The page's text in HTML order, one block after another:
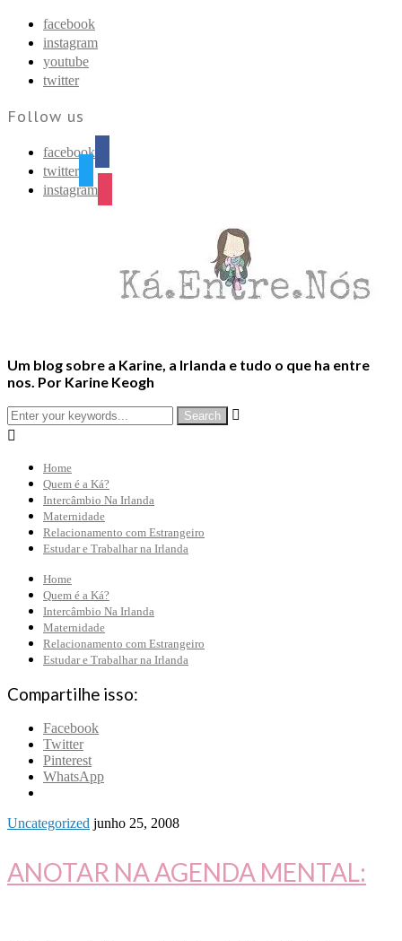
facebook
instagram
youtube
twitter
Follow us
facebook
twitter
instagram
Um blog sobre a Karine, a Irlanda e tudo o que ha entre
nos. Por Karine Keogh


Home
Quem é a Ká?
Intercâmbio Na Irlanda
Maternidade
Relacionamento com Estrangeiro
Estudar e Trabalhar na Irlanda
Home
Quem é a Ká?
Intercâmbio Na Irlanda
Maternidade
Relacionamento com Estrangeiro
Estudar e Trabalhar na Irlanda
Compartilhe isso:
Facebook
Twitter
Pinterest
WhatsApp
Uncategorized junho 25, 2008
ANOTAR NA AGENDA MENTAL: